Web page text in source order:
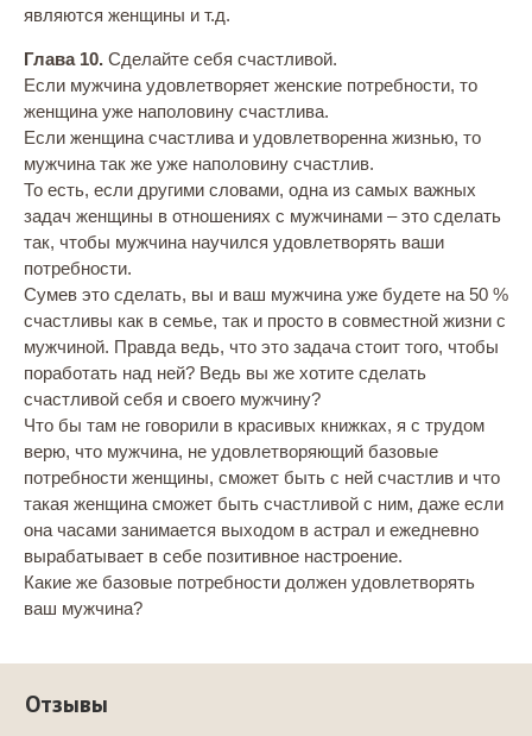
являются женщины и т.д.
Глава 10. Сделайте себя счастливой.
Если мужчина удовлетворяет женские потребности, то
женщина уже наполовину счастлива.
Если женщина счастлива и удовлетворенна жизнью, то
мужчина так же уже наполовину счастлив.
То есть, если другими словами, одна из самых важных
задач женщины в отношениях с мужчинами – это сделать
так, чтобы мужчина научился удовлетворять ваши
потребности.
Сумев это сделать, вы и ваш мужчина уже будете на 50 %
счастливы как в семье, так и просто в совместной жизни с
мужчиной. Правда ведь, что это задача стоит того, чтобы
поработать над ней? Ведь вы же хотите сделать
счастливой себя и своего мужчину?
Что бы там не говорили в красивых книжках, я с трудом
верю, что мужчина, не удовлетворяющий базовые
потребности женщины, сможет быть с ней счастлив и что
такая женщина сможет быть счастливой с ним, даже если
она часами занимается выходом в астрал и ежедневно
вырабатывает в себе позитивное настроение.
Какие же базовые потребности должен удовлетворять
ваш мужчина?
Отзывы